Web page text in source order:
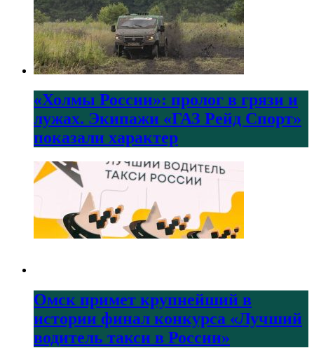
«Холмы России»: пролог в грязи и
лужах. Экипажи «ГАЗ Рейд Спорт»
показали характер
Омск примет крупнейший в
истории финал конкурса «Лучший
водитель такси в России»